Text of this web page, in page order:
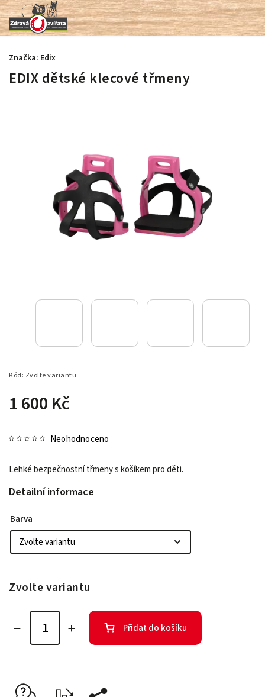
EDIX dětské klecové třmeny
Kód: Zvolte variantu
1 600 Kč
Neohodnoceno
Lehké bezpečnostní třmeny s košíkem pro děti.
Detailní informace
Značka: Edix
Barva
Zvolte variantu
Přidat do košíku